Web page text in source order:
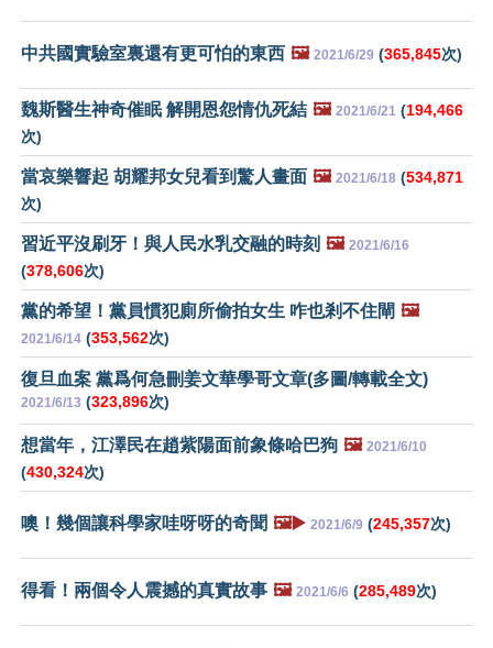
中共國實驗室裏還有更可怕的東西 🖼️ 2021/6/29 (365,845次)
魏斯醫生神奇催眠 解開恩怨情仇死結 🖼️ 2021/6/21 (194,466
次)
當哀樂響起 胡耀邦女兒看到驚人畫面 🖼️ 2021/6/18 (534,871
次)
習近平沒刷牙！與人民水乳交融的時刻 🖼️ 2021/6/16
(378,606次)
黨的希望！黨員慣犯廁所偷拍女生 咋也剎不住閘 🖼️
2021/6/14 (353,562次)
復旦血案 黨爲何急刪姜文華學哥文章(多圖/轉載全文)
2021/6/13 (323,896次)
想當年，江澤民在趙紫陽面前象條哈巴狗 🖼️ 2021/6/10
(430,324次)
噢！幾個讓科學家哇呀呀的奇聞 🖼️▶️ 2021/6/9 (245,357次)
得看！兩個令人震撼的真實故事 🖼️ 2021/6/6 (285,489次)